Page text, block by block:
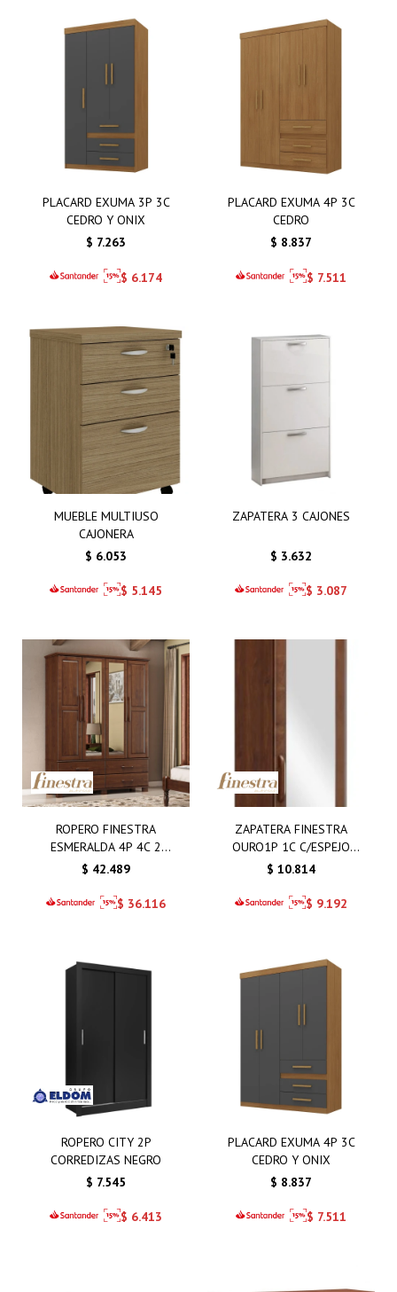
PLACARD EXUMA 3P 3C
CEDRO Y ONIX
$ 7.263
$ 6.174
PLACARD EXUMA 4P 3C
CEDRO
$ 8.837
$ 7.511
MUEBLE MULTIUSO
CAJONERA
$ 6.053
$ 5.145
ZAPATERA 3 CAJONES
$ 3.632
$ 3.087
ROPERO FINESTRA
ESMERALDA 4P 4C 2
ESPEJOS
$ 42.489
$ 36.116
ZAPATERA FINESTRA
OURO1P 1C C/ESPEJO
CAFE
$ 10.814
$ 9.192
ROPERO CITY 2P
CORREDIZAS NEGRO
$ 7.545
$ 6.413
PLACARD EXUMA 4P 3C
CEDRO Y ONIX
$ 8.837
$ 7.511